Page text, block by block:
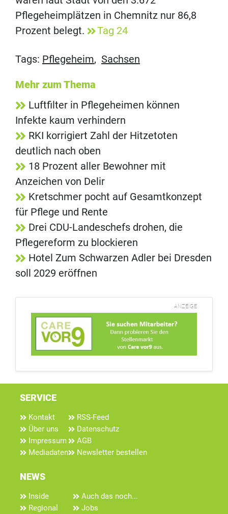
Pflegeheimplätzen in Chemnitz nur 86,8
Prozent belegt.
Tag 24
Tags: Pflegeheim, Sachsen
Mehr zum Thema
Luftfilter in Pflegeheimen können
Infekte kaum verhindern
RKI korrigiert Zahl der Hitzetoten
deutlich nach oben
18 Prozent aller Bewohner mit
Anzeichen von Delir
Kretschmer pocht auf Gesamtkonzept
für Pflege und Rente
Drei CDU-Landeschefs drohen, die
Pflegereform zu blockieren
Hotel Zum Schwarzen Adler bei Dresden
soll 2029 eröffnen
ANZEIGE
SERVICE
Kontakt
Über uns
Impressum
Mediadaten
RSS-Feed
Datenschutz
AGB
Newsletter bestellen
NEWS
Inside
Regional
Auch das noch...
Jobs